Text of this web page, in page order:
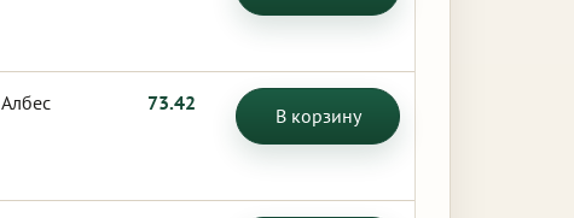
Албес 73.42
В корзину